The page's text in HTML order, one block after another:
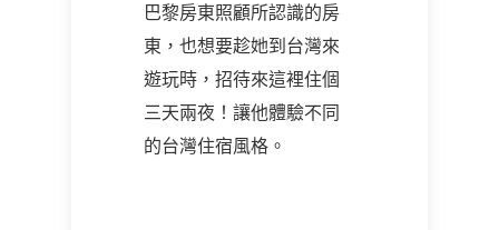
巴黎房東照顧所認識的房
東，也想要趁她到台灣來
遊玩時，招待來這裡住個
三天兩夜！讓他體驗不同
的台灣住宿風格。